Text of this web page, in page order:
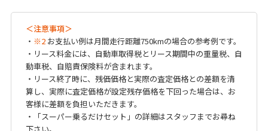
＜注意事項＞
・ ※2お支払い例は月間走行距離750kmの場合の参考例です。
・リース料金には、自動車取得税とリース期間中の重量税、自
動車税、自賠責保険料が含まれます。
・リース終了時に、残価価格と実際の査定価格との差額を清
算し、実際に査定価格が設定残存価格を下回った場合は、お
客様に差額を負担いただきます。
・「スーパー乗るだけセット」の詳細はスタッフまでお尋ね